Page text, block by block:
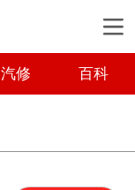
汽修 百科